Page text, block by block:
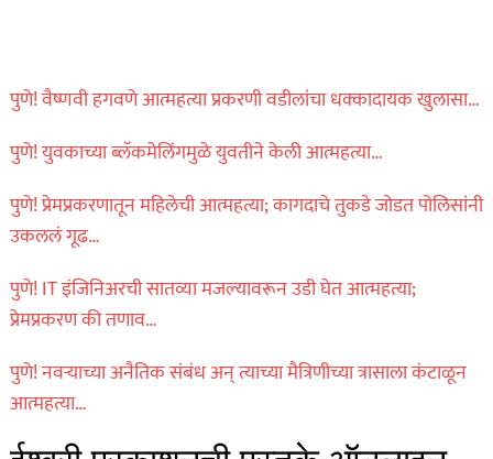
पुणे! वैष्णवी हगवणे आत्महत्या प्रकरणी वडीलांचा धक्कादायक खुलासा…
पुणे! युवकाच्या ब्लॅकमेलिंगमुळे युवतीने केली आत्महत्या…
पुणे! प्रेमप्रकरणातून महिलेची आत्महत्या; कागदाचे तुकडे जोडत पोलिसांनी
उकललं गूढ…
पुणे! IT इंजिनिअरची सातव्या मजल्यावरून उडी घेत आत्महत्या;
प्रेमप्रकरण की तणाव…
पुणे! नवऱ्याच्या अनैतिक संबंध अन् त्याच्या मैत्रिणीच्या त्रासाला कंटाळून
आत्महत्या…